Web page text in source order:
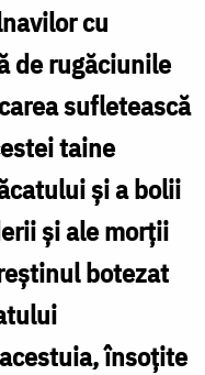
cu
de rugăciunile
sufletească
taine
şi a bolii
şi ale morţii
botezat
însoţite